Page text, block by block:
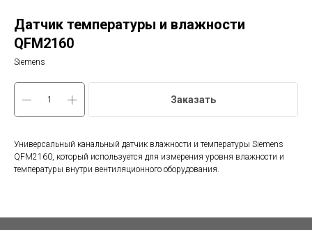
Датчик температуры и влажности
QFM2160
Siemens
Заказать
Универсальный канальный датчик влажности и температуры Siemens
QFM2160, который используется для измерения уровня влажности и
температуры внутри вентиляционного оборудования.